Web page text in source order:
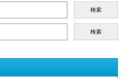
検索
検索